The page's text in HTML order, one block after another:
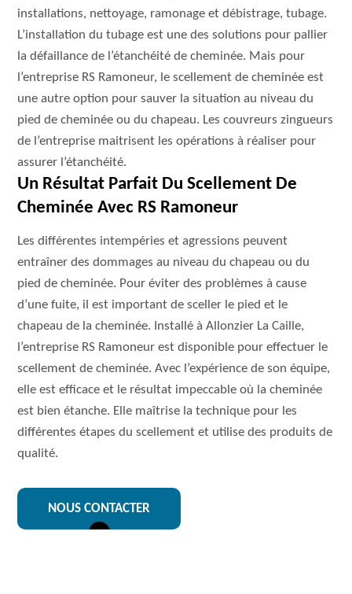
installations, nettoyage, ramonage et débistrage, tubage.
L’installation du tubage est une des solutions pour pallier
la défaillance de l’étanchéité de cheminée. Mais pour
l’entreprise RS Ramoneur, le scellement de cheminée est
une autre option pour sauver la situation au niveau du
pied de cheminée ou du chapeau. Les couvreurs zingueurs
de l’entreprise maitrisent les opérations à réaliser pour
assurer l’étanchéité.
Un Résultat Parfait Du Scellement De
Cheminée Avec RS Ramoneur
Les différentes intempéries et agressions peuvent
entraîner des dommages au niveau du chapeau ou du
pied de cheminée. Pour éviter des problèmes à cause
d’une fuite, il est important de sceller le pied et le
chapeau de la cheminée. Installé à Allonzier La Caille,
l’entreprise RS Ramoneur est disponible pour effectuer le
scellement de cheminée. Avec l’expérience de son équipe,
elle est efficace et le résultat impeccable où la cheminée
est bien étanche. Elle maîtrise la technique pour les
différentes étapes du scellement et utilise des produits de
qualité.
NOUS CONTACTER